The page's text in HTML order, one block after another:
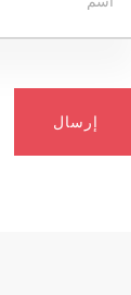
إرسال